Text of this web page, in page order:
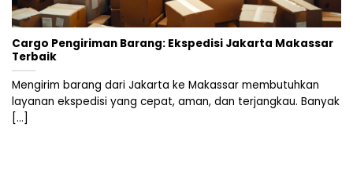
Cargo Pengiriman Barang: Ekspedisi Jakarta Makassar
Terbaik
Mengirim barang dari Jakarta ke Makassar membutuhkan
layanan ekspedisi yang cepat, aman, dan terjangkau. Banyak
[...]